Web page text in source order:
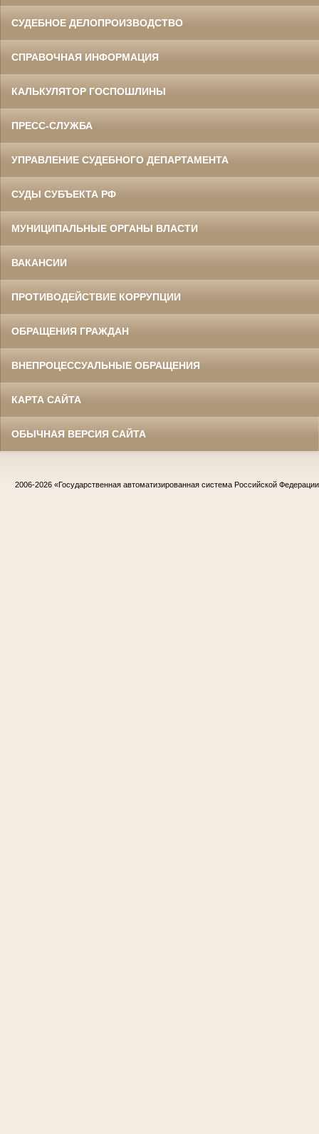
СУДЕБНОЕ ДЕЛОПРОИЗВОДСТВО
СПРАВОЧНАЯ ИНФОРМАЦИЯ
КАЛЬКУЛЯТОР ГОСПОШЛИНЫ
ПРЕСС-СЛУЖБА
УПРАВЛЕНИЕ СУДЕБНОГО ДЕПАРТАМЕНТА
СУДЫ СУБЪЕКТА РФ
МУНИЦИПАЛЬНЫЕ ОРГАНЫ ВЛАСТИ
ВАКАНСИИ
ПРОТИВОДЕЙСТВИЕ КОРРУПЦИИ
ОБРАЩЕНИЯ ГРАЖДАН
ВНЕПРОЦЕССУАЛЬНЫЕ ОБРАЩЕНИЯ
КАРТА САЙТА
ОБЫЧНАЯ ВЕРСИЯ САЙТА
2006-2026 «Государственная автоматизированная система Российской